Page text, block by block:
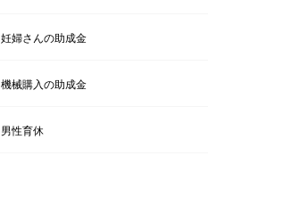
妊婦さんの助成金
機械購入の助成金
男性育休